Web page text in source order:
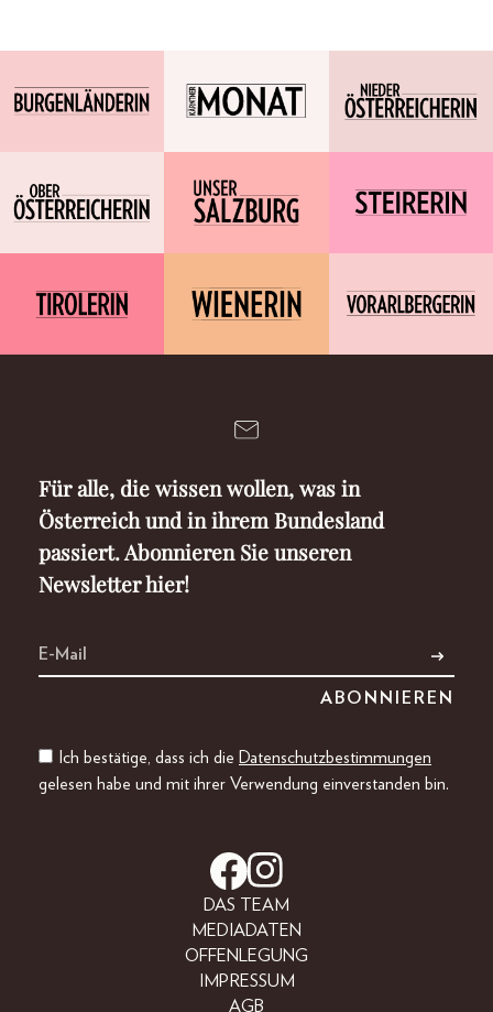
Für alle, die wissen wollen, was in
Österreich und in ihrem Bundesland
passiert. Abonnieren Sie unseren
Newsletter hier!
Ich bestätige, dass ich die Datenschutzbestimmungen
gelesen habe und mit ihrer Verwendung einverstanden bin.
DAS TEAM
MEDIADATEN
OFFENLEGUNG
IMPRESSUM
AGB